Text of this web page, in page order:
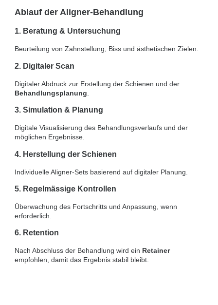
Ablauf der Aligner-Behandlung
1. Beratung & Untersuchung
Beurteilung von Zahnstellung, Biss und ästhetischen Zielen.
2. Digitaler Scan
Digitaler Abdruck zur Erstellung der Schienen und der
Behandlungsplanung
3. Simulation & Planung
Digitale Visualisierung des Behandlungsverlaufs und der
möglichen Ergebnisse.
4. Herstellung der Schienen
Individuelle Aligner-Sets basierend auf digitaler Planung.
5. Regelmässige Kontrollen
Überwachung des Fortschritts und Anpassung, wenn
erforderlich.
6. Retention
Nach Abschluss der Behandlung wird ein Retainer
empfohlen, damit das Ergebnis stabil bleibt.